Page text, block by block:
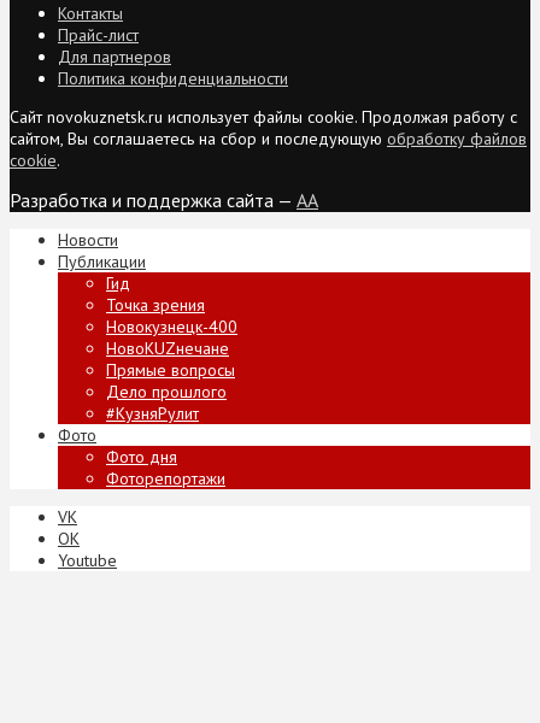
Контакты
Прайс-лист
Для партнеров
Политика конфиденциальности
Сайт novokuznetsk.ru использует файлы cookie. Продолжая работу с
сайтом, Вы соглашаетесь на сбор и последующую обработку файлов
cookie.
Разработка и поддержка сайта — AA
Новости
Публикации
Гид
Точка зрения
Новокузнецк-400
НовоKUZнечане
Прямые вопросы
Дело прошлого
#КузняРулит
Фото
Фото дня
Фоторепортажи
VK
ОК
Youtube